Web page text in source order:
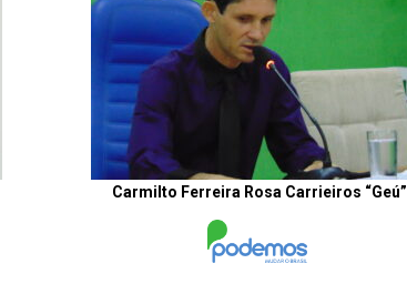
Carmilto Ferreira Rosa Carrieiros “Geú”